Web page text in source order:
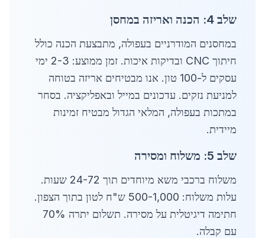
שלב 4: הכנה ואריזה במחסן
במחסנים המודרניים בעפולה, מתבצעת הכנה כולל
חיתוך CNC ובדיקות איכות. זמן ממוצע: 2-3 ימי
עסקים ל-100 טון. אנו מבטיחים אריזה בטוחה
למניעת נזקים. עדכונים במייל ובאפליקציה. בסחר
במתכות בעפולה, המלאי הגדול מבטיח זמינות
מיידית.
שלב 5: משלוח ומסירה
משלוח ברכבי משא מיוחדים תוך 24-72 שעות.
עלות משלוח: 500-1,000 ש"ח לטון בתוך הצפון.
חתימה דיגיטלית על מסירה. תשלום יתרה 70%
עם קבלה.